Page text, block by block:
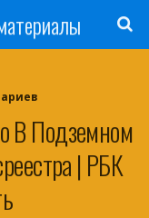
В Подземном
| РБК